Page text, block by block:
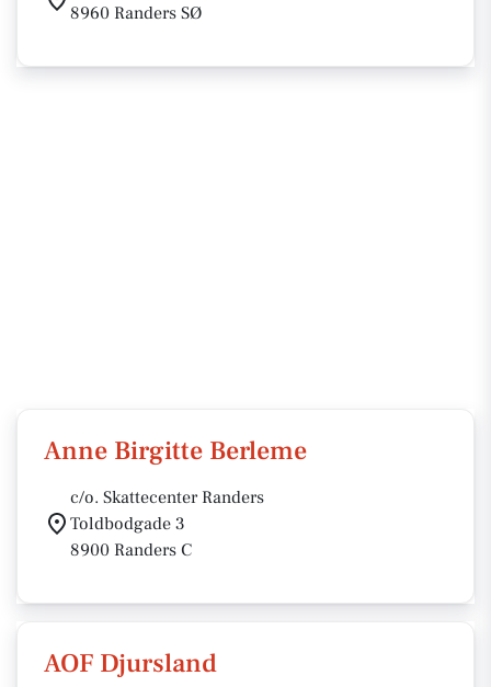
8960 Randers SØ
Anne Birgitte Berleme
c/o. Skattecenter Randers
Toldbodgade 3
8900 Randers C
AOF Djursland